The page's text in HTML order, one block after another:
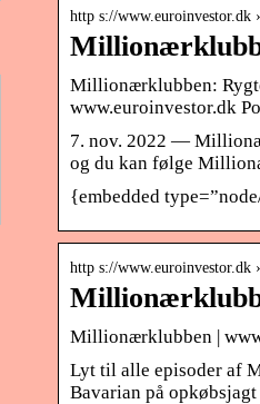
http s://www.euroinvestor.dk
Millionærklubben:
www.euroinvestor.dk
7. nov. 2022 —
og du kan følge
{embedded
http s://www.euroinvestor.dk
Millionærklubben |
Lyt til alle episoder af
Bavarian på